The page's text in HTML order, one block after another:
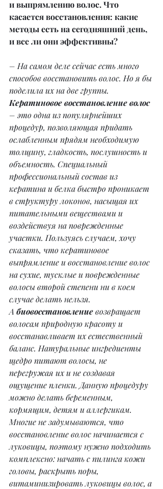
и выпрямлению волос. Что
касается восстановления: какие
методы есть на сегодняшний день,
и все ли они эффективны?
– На самом деле сейчас есть много
способов восстановить волос. Но я бы
поделила их на две группы.
Кератиновое восстановление волос
– это одна из популярнейших
процедур, позволяющая придать
ослабленным прядям необходимую
толщину, гладкость, послушность и
объемность. Специальный
профессиональный состав из
кератина и белка быстро проникает
в структуру локонов, насыщая их
питательными веществами и
воздействуя на поврежденные
участки. Пользуясь случаем, хочу
сказать, что кератиновое
выпрямление и восстановление волос
на сухие, тусклые и поврежденные
волосы второй степени ни в коем
случае делать нельзя.
А биовосстановление возвращает
волосам природную красоту и
восстанавливает их естественный
баланс. Натуральные ингредиенты
щедро питают волосы, не
перегружая их и не создавая
ощущение пленки. Данную процедуру
можно делать беременным,
кормящим, детям и аллергикам.
Многие не задумываются, что
восстановление волос начинается с
луковицы, поэтому нужно подходить
комплексно: начать с пилинга кожи
головы, раскрыть поры,
витаминизировать луковицы волос, а